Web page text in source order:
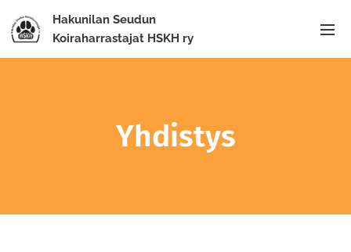
Hakunilan Seudun
Koiraharrastajat HSKH ry
Yhdistys